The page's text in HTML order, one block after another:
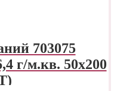
703075
г/м.кв. 50х200